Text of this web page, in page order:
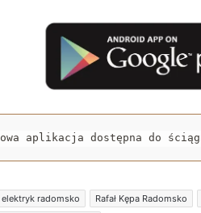
aplikacja dostępna do
elektryk radomsko Rafał Kępa Radomsko